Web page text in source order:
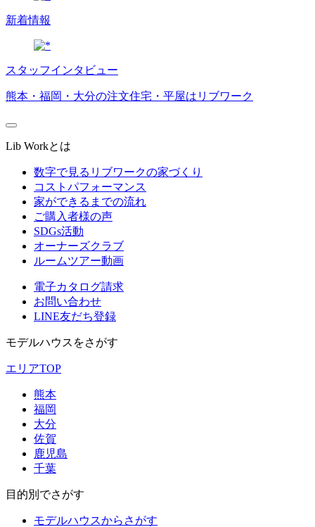
新着情報
スタッフインタビュー
熊本・福岡・大分の注文住宅・平屋はリブワーク
Lib Workとは
数字で見るリブワークの家づくり
コストパフォーマンス
家ができるまでの流れ
ご購入者様の声
SDGs活動
オーナーズクラブ
ルームツアー動画
電子カタログ請求
お問い合わせ
LINE友だち登録
モデルハウスをさがす
エリアTOP
熊本
福岡
大分
佐賀
鹿児島
千葉
目的別でさがす
モデルハウスからさがす